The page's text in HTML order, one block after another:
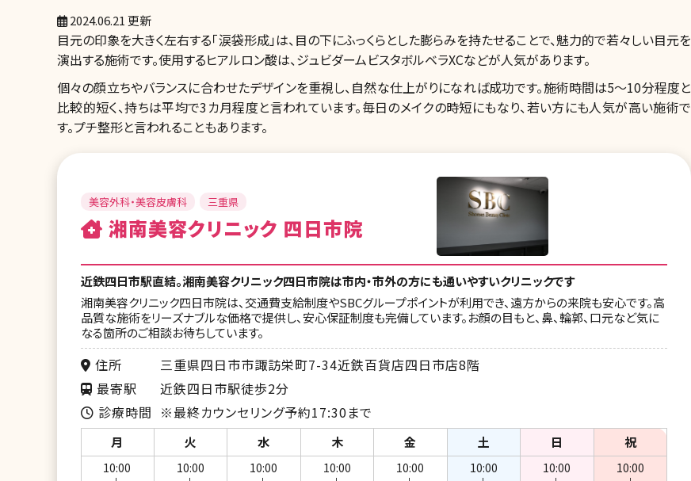
2024.06.21 更新
目元の印象を大きく左右する「涙袋形成」は、目の下にふっくらとした膨らみを持たせることで、魅力的で若々しい目元を
演出する施術です。使用するヒアルロン酸は、ジュビダームビスタボルベラXCなどが人気があります。
個々の顔立ちやバランスに合わせたデザインを重視し、自然な仕上がりになれば成功です。施術時間は5〜10分程度と
比較的短く、持ちは平均で3カ月程度と言われています。毎日のメイクの時短にもなり、若い方にも人気が高い施術で
す。プチ整形と言われることもあります。
美容外科・美容皮膚科 三重県
湘南美容クリニック 四日市院
近鉄四日市駅直結。湘南美容クリニック四日市院は市内・市外の方にも通いやすいクリニックです
湘南美容クリニック四日市院は、交通費支給制度やSBCグループポイントが利用でき、遠方からの来院も安心です。高
品質な施術をリーズナブルな価格で提供し、安心保証制度も完備しています。お顔の目もと、鼻、輪郭、口元など気に
なる箇所のご相談お待ちしています。
住所
三重県四日市市諏訪栄町7-34近鉄百貨店四日市店8階
最寄駅
近鉄四日市駅徒歩2分
診療時間 ※最終カウンセリング予約17:30まで
月 火 水 木 金 土 日 祝
10:00 10:00 10:00 10:00 10:00 10:00 10:00 10:00